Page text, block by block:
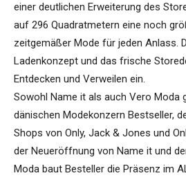
einer deutlichen Erweiterung des
auf 296 Quadratmetern eine noch
zeitgemäßer Mode für jeden Anlass.
Ladenkonzept und das frische
Entdecken und Verweilen ein.
Sowohl Name it als auch Vero Moda
dänischen Modekonzern Bestseller,
Shops von Only, Jack & Jones und
der Neueröffnung von Name it und
Moda baut Besteller die Präsenz im